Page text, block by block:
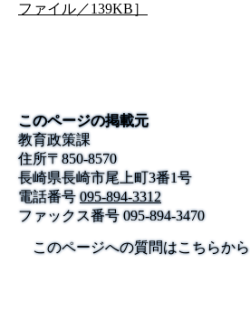
ファイル／139KB］
このページの掲載元
教育政策課
住所〒850-8570
長崎県長崎市尾上町3番1号
電話番号 095-894-3312
ファックス番号095-894-3470
このページへの質問はこちらから